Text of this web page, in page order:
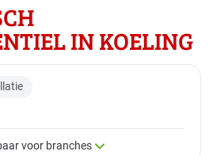
IN KOELING
voor branches